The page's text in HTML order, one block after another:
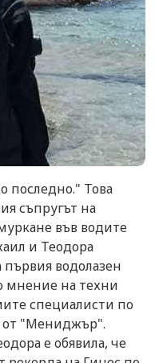
последно." Това
съпругът на
във водите
и Теодора
първия водолазен
мнение на техни
специалисти по
от "Мениджър".
е обявила, че